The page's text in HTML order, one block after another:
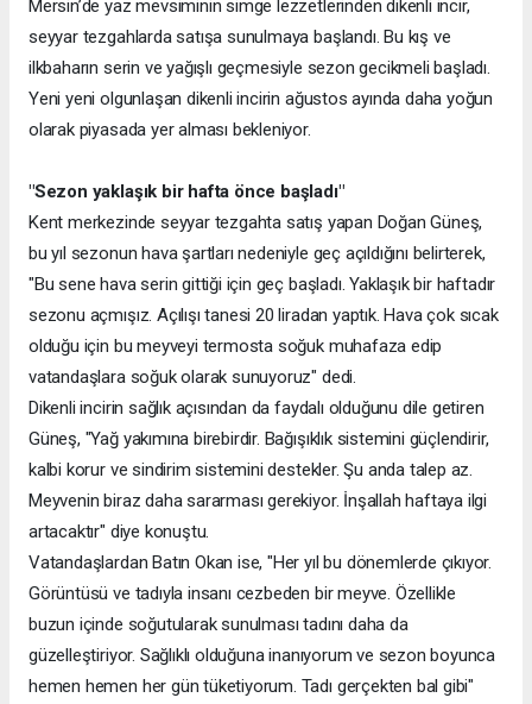
Mersin’de yaz mevsiminin simge lezzetlerinden dikenli incir,
seyyar tezgahlarda satışa sunulmaya başlandı. Bu kış ve
ilkbaharın serin ve yağışlı geçmesiyle sezon gecikmeli başladı.
Yeni yeni olgunlaşan dikenli incirin ağustos ayında daha yoğun
olarak piyasada yer alması bekleniyor.
"Sezon yaklaşık bir hafta önce başladı"
Kent merkezinde seyyar tezgahta satış yapan Doğan Güneş,
bu yıl sezonun hava şartları nedeniyle geç açıldığını belirterek,
"Bu sene hava serin gittiği için geç başladı. Yaklaşık bir haftadır
sezonu açmışız. Açılışı tanesi 20 liradan yaptık. Hava çok sıcak
olduğu için bu meyveyi termosta soğuk muhafaza edip
vatandaşlara soğuk olarak sunuyoruz" dedi.
Dikenli incirin sağlık açısından da faydalı olduğunu dile getiren
Güneş, "Yağ yakımına birebirdir. Bağışıklık sistemini güçlendirir,
kalbi korur ve sindirim sistemini destekler. Şu anda talep az.
Meyvenin biraz daha sararması gerekiyor. İnşallah haftaya ilgi
artacaktır" diye konuştu.
Vatandaşlardan Batın Okan ise, "Her yıl bu dönemlerde çıkıyor.
Görüntüsü ve tadıyla insanı cezbeden bir meyve. Özellikle
buzun içinde soğutularak sunulması tadını daha da
güzelleştiriyor. Sağlıklı olduğuna inanıyorum ve sezon boyunca
hemen hemen her gün tüketiyorum. Tadı gerçekten bal gibi"